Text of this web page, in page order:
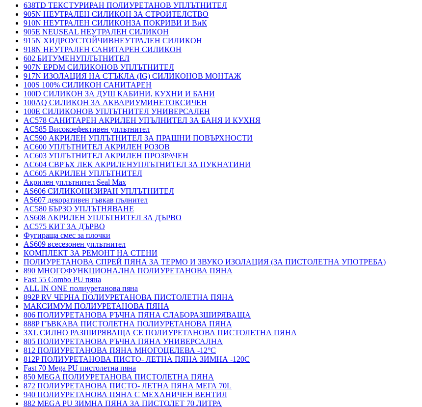
638TD ТЕКСТУРИРАН ПОЛИУРЕТАНОВ УПЛЪТНИТЕЛ
905N НЕУТРАЛЕН СИЛИКОН ЗА СТРОИТЕЛСТВО
910N НЕУТРАЛЕН СИЛИКОНЗА ПОКРИВИ И ВиК
905E NEUSEAL НЕУТРАЛЕН СИЛИКОН
915N ХИДРОУСТОЙЧИВНЕУТРАЛЕН СИЛИКОН
918N НЕУТРАЛЕН САНИТАРЕН СИЛИКОН
602 БИТУМЕНУПЛЪТНИТЕЛ
907N EPDM СИЛИКОНОВ УПЛЪТНИТЕЛ
917N ИЗОЛАЦИЯ НА СТЪКЛА (IG) СИЛИКОНОВ МОНТАЖ
100S 100% СИЛИКОН САНИТАРЕН
100D СИЛИКОН ЗА ДУШ КАБИНИ, КУХНИ И БАНИ
100AQ СИЛИКОН ЗА АКВАРИУМИНЕТОКСИЧЕН
100E СИЛИКОНОВ УПЛЪТНИТЕЛ УНИВЕРСАЛЕН
AC578 САНИТАРЕН АКРИЛЕН УПЪЛНИТЕЛ ЗА БАНЯ И КУХНЯ
AC585 Високоефективен уплътнител
AC590 АКРИЛЕН УПЛЪТНИТЕЛ ЗА ПРАШНИ ПОВЪРХНОСТИ
AC600 УПЛЪТНИТЕЛ АКРИЛЕН РОЗОВ
AC603 УПЛЪТНИТЕЛ АКРИЛЕН ПРОЗРАЧЕН
AC604 СВРЪХ ЛЕК АКРИЛЕНУПЛЪТНИТЕЛ ЗА ПУКНАТИНИ
AC605 АКРИЛЕН УПЛЪТНИТЕЛ
Акрилен уплътнител Seal Max
AS606 СИЛИКОНИЗИРАН УПЛЪТНИТЕЛ
AS607 декоративен гъвкав пълнител
AC580 БЪРЗО УПЛЪТНЯВАНЕ
AS608 АКРИЛЕН УПЛЪТНИТЕЛ ЗА ДЪРВО
AC575 КИТ ЗА ДЪРВО
Фугираща смес за плочки
AS609 всесезонен уплътнител
КОМПЛЕКТ ЗА РЕМОНТ НА СТЕНИ
ПОЛИУРЕТАНОВА СПРЕЙ ПЯНА ЗА ТЕРМО И ЗВУКО ИЗОЛАЦИЯ (ЗА ПИСТОЛЕТНА УПОТРЕБА)
890 МНОГОФУНКЦИОНАЛНА ПОЛИУРЕТАНОВА ПЯНА
Fast 55 Combo PU пяна
ALL IN ONE полиуретанова пяна
892P RV ЧЕРНА ПОЛИУРЕТАНОВА ПИСТОЛЕТНА ПЯНА
МАКСИМУМ ПОЛИУРЕТАНОВА ПЯНА
806 ПОЛИУРЕТАНОВА РЪЧНА ПЯНА СЛАБОРАЗШИРЯВАЩА
888P ГЪВКАВА ПИСТОЛЕТНА ПОЛИУРЕТАНОВА ПЯНА
3XL СИЛНО РАЗШИРЯВАЩА СЕ ПОЛИУРЕТАНОВА ПИСТОЛЕТНА ПЯНА
805 ПОЛИУРЕТАНОВА РЪЧНА ПЯНА УНИВЕРСАЛНА
812 ПОЛИУРЕТАНОВА ПЯНА МНОГОЦЕЛЕВА -12°C
812P ПОЛИУРЕТАНОВА ПИСТО- ЛЕТНА ПЯНА ЗИМНА -120С
Fast 70 Mega PU пистолетна пяна
850 MEGA ПОЛИУРЕТАНОВА ПИСТОЛЕТНА ПЯНА
872 ПОЛИУРЕТАНОВА ПИСТО- ЛЕТНА ПЯНА МЕГА 70L
940 ПОЛИУРЕТАНОВА ПЯНА С МЕХАНИЧЕН ВЕНТИЛ
882 MEGA PU ЗИМНА ПЯНА ЗА ПИСТОЛЕТ 70 ЛИТРА